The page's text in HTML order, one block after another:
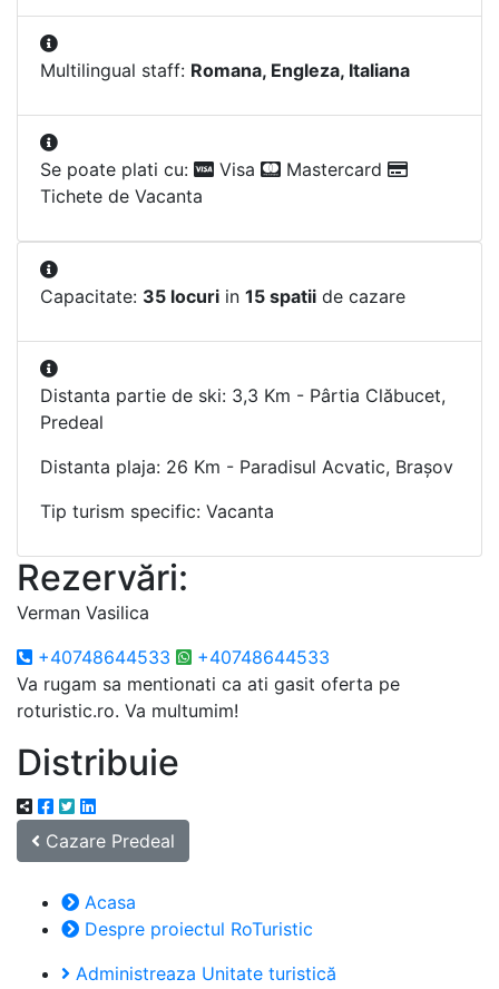
Multilingual staff: Romana, Engleza, Italiana
Se poate plati cu: Visa
Mastercard
Tichete de Vacanta
Capacitate: 35 locuri in 15 spatii de cazare
Distanta partie de ski: 3,3 Km - Pârtia Clăbucet,
Predeal
Distanta plaja: 26 Km - Paradisul Acvatic, Brașov
Tip turism specific: Vacanta
Rezervări:
Verman Vasilica
+40748644533
+40748644533
Va rugam sa mentionati ca ati gasit oferta pe
roturistic.ro. Va multumim!
Distribuie
Cazare Predeal
Acasa
Despre proiectul RoTuristic
Administreaza Unitate turistică